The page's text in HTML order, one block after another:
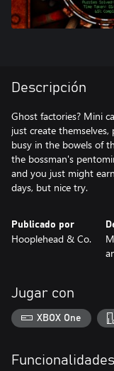
Descripción
Ghost factories? Mini
just create
busy in the bowels of
the bossman's
and you just might
days, but nice try.
Publicado por
Hooplehead & Co.
Jugar con
XBOX One
Funcionalidades